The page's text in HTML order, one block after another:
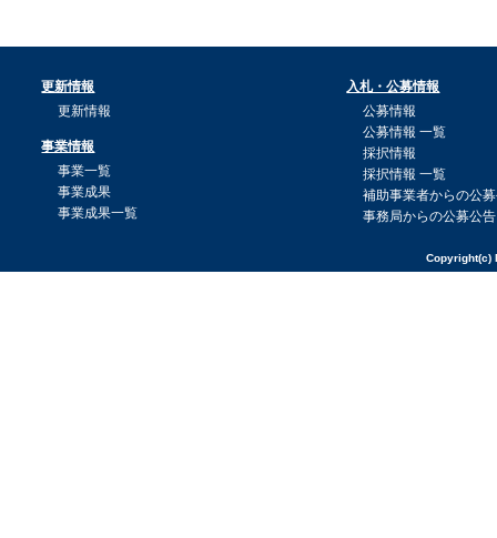
更新情報
更新情報
事業情報
事業一覧
事業成果
事業成果一覧
入札・公募情報
公募情報
公募情報 一覧
採択情報
採択情報 一覧
補助事業者からの公
事務局からの公募公告
Copyright(c)